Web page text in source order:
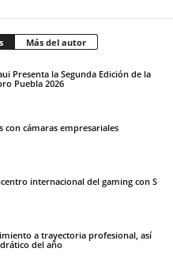
Más del autor
Presenta la Segunda Edición de la
Puebla 2026
con cámaras empresariales
internacional del gaming con S
a trayectoria profesional, así
del año